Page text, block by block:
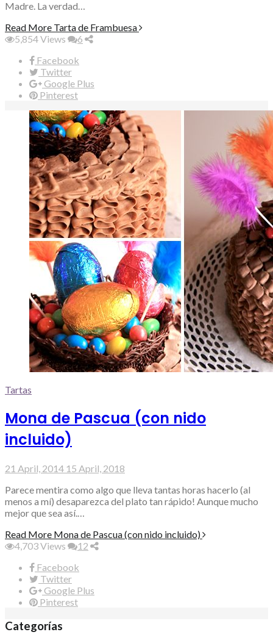
Madre. La verdad…
Read More Tarta de Frambuesa
5,854Views
6
Facebook
Twitter
Google Plus
Pinterest
Tartas
Mona de Pascua (con nido
incluido)
21 April, 2014 15 April, 2018
Parece mentira como algo que lleva tantas horas hacerlo (al
menos a mí) desaparezca del plato tan rápido! Aunque mucho
mejor que sea así.…
Read More Mona de Pascua (con nido incluido)
4,703Views
12
Facebook
Twitter
Google Plus
Pinterest
Categorías